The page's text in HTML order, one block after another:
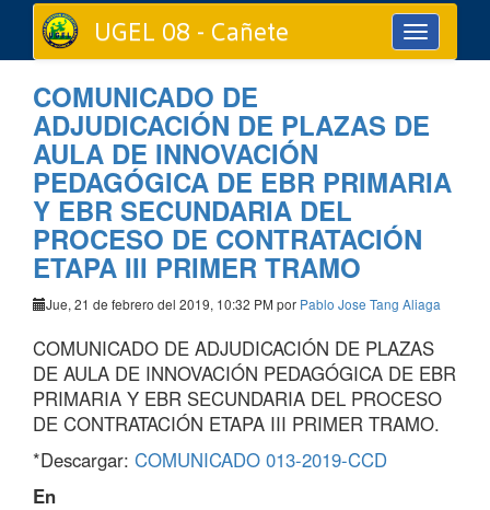
Toggle
navigation
UGEL 08 - Cañete
COMUNICADO DE
ADJUDICACIÓN DE PLAZAS DE
AULA DE INNOVACIÓN
PEDAGÓGICA DE EBR PRIMARIA
Y EBR SECUNDARIA DEL
PROCESO DE CONTRATACIÓN
ETAPA III PRIMER TRAMO
Jue, 21 de febrero del 2019, 10:32 PM por Pablo Jose Tang Aliaga
COMUNICADO DE ADJUDICACIÓN DE PLAZAS
DE AULA DE INNOVACIÓN PEDAGÓGICA DE EBR
PRIMARIA Y EBR SECUNDARIA DEL PROCESO
DE CONTRATACIÓN ETAPA III PRIMER TRAMO.
*Descargar: COMUNICADO 013-2019-CCD
En